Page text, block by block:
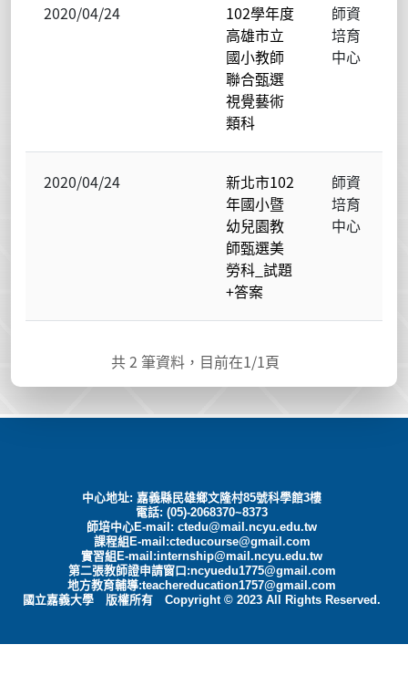
2020/04/24
102學年度
高雄市立
國小教師
聯合甄選
視覺藝術
類科
師資
培育
中心
2020/04/24
新北市102
年國小暨
幼兒園教
師甄選美
勞科_試題
+答案
師資
培育
中心
共2 筆資料，目前在1/1頁
中心地址: 嘉義縣民雄鄉文隆村85號科學館3樓
電話: (05)-2068370~8373
師培中心E-mail:ctedu@mail.ncyu.edu.tw
課程組E-mail:cteducourse@gmail.com
實習組E-mail:internship@mail.ncyu.edu.tw
第二張教師證申請窗口:ncyuedu1775@gmail.com
地方教育輔導:teachereducation1757@gmail.com
國立嘉義大學 版權所有 Copyright © 2023 All Rights Reserved.